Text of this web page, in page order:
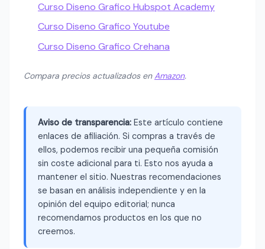
Curso Diseno Grafico Hubspot Academy
Curso Diseno Grafico Youtube
Curso Diseno Grafico Crehana
Compara precios actualizados enAmazon.
Aviso de transparencia: Este artículo contiene
enlaces de afiliación. Si compras a través de
ellos, podemos recibir una pequeña comisión
sin coste adicional para ti. Esto nos ayuda a
mantener el sitio. Nuestras recomendaciones
se basan en análisis independiente y en la
opinión del equipo editorial; nunca
recomendamos productos en los que no
creemos.